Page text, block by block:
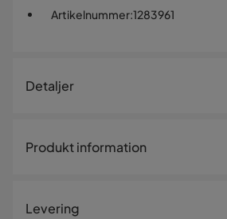
Artikelnummer:1283961
Detaljer
Størrelse
Produkt information
Levering